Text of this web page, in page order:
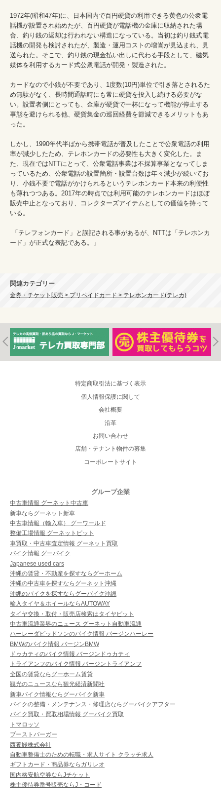
1972年(昭和47年)に、日本国内で百円硬貨の利用できる黄色の公衆電
話機が設置され始めたが、百円硬貨が電話機の金庫に収納された場
合、釣り銭の返却は行われない構造になっている。当初は釣り銭式電
話機の開発も検討されたが、製造・運用コストの増嵩が見込まれ、見
送られた。そこで、釣り銭の現金払い出しに代わる手段として、磁気
媒体を利用するカード式公衆電話が開発・製造された。
カードなので小銭が不要であり、1度数(10円)単位で引き落とされるた
め無駄がなく、長時間通話時にも常に硬貨を投入し続ける必要がな
い。設置者側にとっても、金庫が硬貨で一杯になって機能が停止する
事態を避けられる他、硬貨集金の巡回経費を節減できるメリットもあ
った。
しかし、1990年代半ばから携帯電話が普及したことで公衆電話の利用
率が減少したため、テレホンカードの必要性も大きく変化した。ま
た、現在ではNTTにとって、公衆電話事業は不採算事業となってしま
っているため、公衆電話の設置箇所・設置台数は年々減少が続いてお
り、小銭不要で電話がかけられるというテレホンカード本来の利便性
も薄れつつある。2017年の時点では利用可能のテレホンカードはほぼ
販売中止となっており、コレクターズアイテムとしての価値を持って
いる。
ード」が正式な表記である。」
関連カテゴリー
金券・チケット販売 > プリペイドカード > テレホンカード(テレカ)
特定商取引法に基づく表示
個人情報保護に関して
会社概要
沿革
お問い合わせ
店舗・テナント物件の募集
コーポレートサイト
グループ企業
中古車情報 グーネット中古車
新車ならグーネット新車
中古車情報（輸入車） グーワールド
整備工場情報 グーネットピット
車買取・中古車査定情報 グーネット買取
バイク情報 グーバイク
Japanese used cars
沖縄の賃貸・不動産を探すならグーホーム
沖縄の中古車を探すならグーネット沖縄
沖縄のバイクを探すならグーバイク沖縄
輸入タイヤ＆ホイールならAUTOWAY
タイヤ交換・取付・販売店検索はタイヤピット
中古車流通業界のニュース グーネット自動車流通
ハーレーダビッドソンのバイク情報 バージンハーレー
BMWのバイク情報 バージンBMW
ドゥカティのバイク情報 バージンドゥカティ
トライアンフのバイク情報 バージントライアンフ
全国の賃貸ならグーホーム賃貸
観光のニュースなら観光経済新聞社
新車バイク情報ならグーバイク新車
バイクの整備・メンテナンス・修理店ならグーバイクアフター
バイク買取・買取相場情報 グーバイク買取
トマロッソ
ブーストバーガー
西養鰻株式会社
自動車整備士のための転職・求人サイト クラッチ求人
ギフトカード・商品券ならガリレオ
国内格安航空券ならJチケット
株主優待券番号販売ならJ・コード